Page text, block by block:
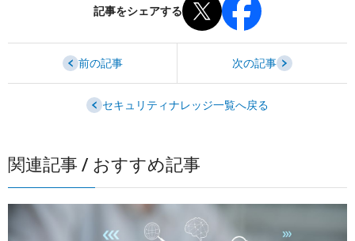
記事をシェアする
前の記事 次の記事
セキュリティナレッジ一覧へ戻る
関連記事 / おすすめ記事